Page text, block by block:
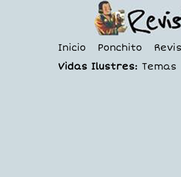
Inicio Ponchito
Vidas Ilustres: Temas